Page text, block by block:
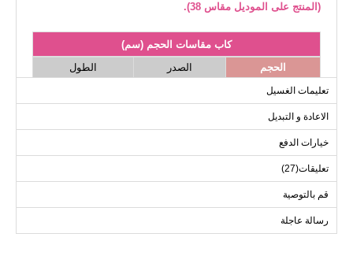
(المنتج على الموديل مقاس 38).
كاب مقاسات الحجم (سم)
الحجم
الصدر
الطول
38
42
102
131
تعليمات الغسيل
الاعادة و التبديل
خيارات الدفع
تعليقات(27)
قم بالتوصية
رسالة عاجلة